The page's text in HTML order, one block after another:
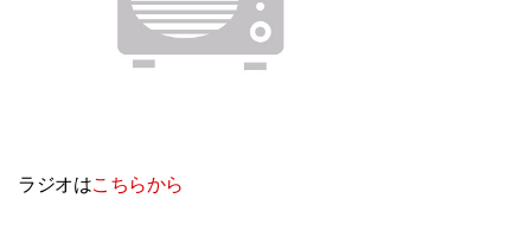
ラジオはこちらから